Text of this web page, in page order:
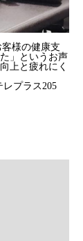
様の健康支
」というお声
上と疲れにく
プラス205